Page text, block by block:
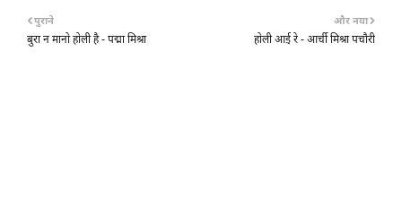
और नया
होली आई रे - आर्ची मिश्रा पचौरी
पुराने
बुरा न मानो होली है - पद्मा मिश्रा